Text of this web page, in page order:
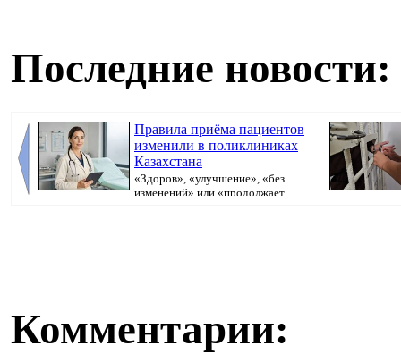
Последние новости:
Правила приёма пациентов
изменили в поликлиниках
Казахстана
«Здоров», «улучшение», «без
изменений» или «продолжает
Комментарии: